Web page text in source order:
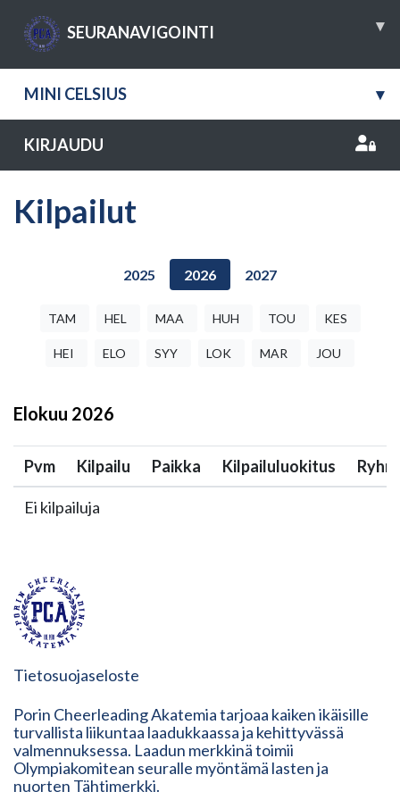
SEURANAVIGOINTI ▾
MINI CELSIUS ▾
KIRJAUDU
Kilpailut
2025 2026 2027
TAM HEL MAA HUH TOU KES
HEI ELO SYY LOK MAR JOU
Elokuu 2026
Pvm Kilpailu Paikka Kilpailuluokitus
Ei kilpailuja
Tietosuojaseloste
Porin Cheerleading Akatemia tarjoaa kaiken ikäisille
turvallista liikuntaa laadukkaassa ja kehittyvässä
valmennuksessa. Laadun merkkinä toimii
Olympiakomitean seuralle myöntämä lasten ja
nuorten Tähtimerkki.